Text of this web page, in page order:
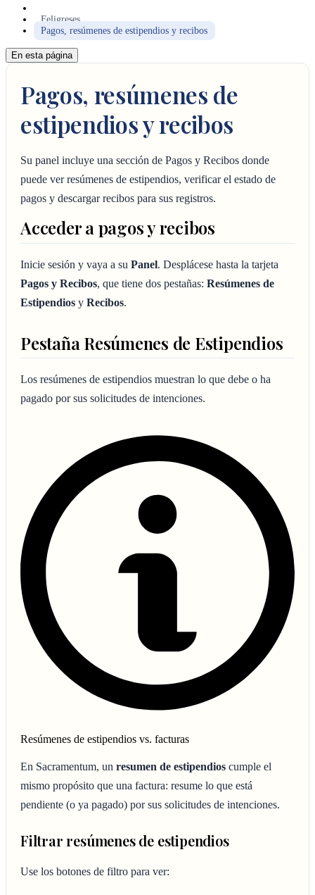
Feligreses
Pagos, resúmenes de estipendios y recibos
En esta página
Pagos, resúmenes de
estipendios y recibos
Su panel incluye una sección de Pagos y Recibos donde
puede ver resúmenes de estipendios, verificar el estado de
pagos y descargar recibos para sus registros.
Acceder a pagos y recibos
Inicie sesión y vaya a su Panel. Desplácese hasta la tarjeta
Pagos y Recibos, que tiene dos pestañas: Resúmenes de
Estipendios y Recibos.
Pestaña Resúmenes de Estipendios
Los resúmenes de estipendios muestran lo que debe o ha
pagado por sus solicitudes de intenciones.
Resúmenes de estipendios vs. facturas
En Sacramentum, un resumen de estipendios cumple el
mismo propósito que una factura: resume lo que está
pendiente (o ya pagado) por sus solicitudes de intenciones.
Filtrar resúmenes de estipendios
Use los botones de filtro para ver: